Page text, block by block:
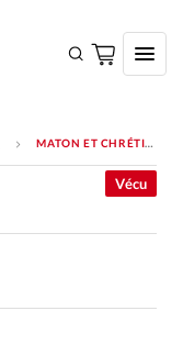
MATON ET CHRÉTIEN
Vécu